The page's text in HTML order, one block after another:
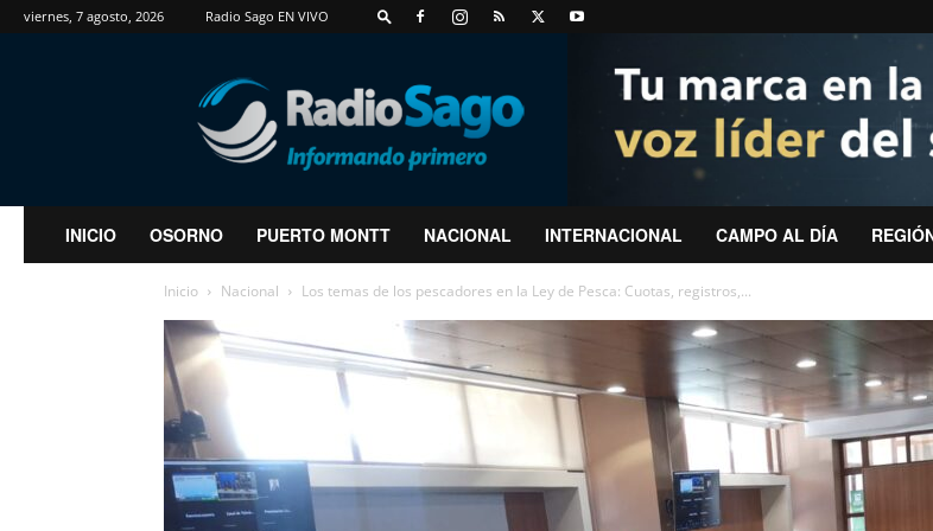
viernes, 7 agosto, 2026 Radio Sago EN VIVO
RadioSago
INICIO OSORNO PUERTO MONTT NACIONAL INTERNACIONAL CAMPO AL DÍA
Inicio Nacional Los temas de los pescadores en la Ley de Pesca: Cuotas, registros,...